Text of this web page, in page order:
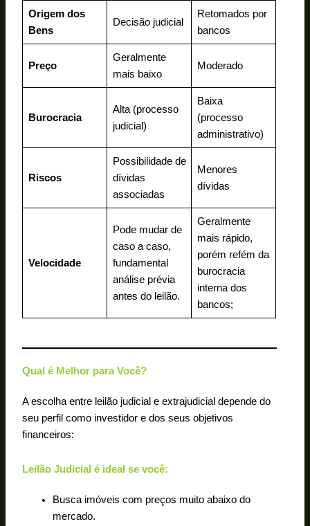
Origem dos
Bens
Decisão judicial
Retomados por
bancos
Preço
Geralmente
mais baixo
Moderado
Burocracia
Alta (processo
judicial)
Baixa
(processo
administrativo)
Riscos
Possibilidade de
dívidas
associadas
Menores
dívidas
Velocidade
Pode mudar de
caso a caso,
fundamental
análise prévia
antes do leilão.
Geralmente
mais rápido,
porém refém da
burocracia
interna dos
bancos;
Qual é Melhor para Você?
A escolha entre leilão judicial e extrajudicial depende do
seu perfil como investidor e dos seus objetivos
financeiros:
Leilão Judicial é ideal se você:
Busca imóveis com preços muito abaixo do
mercado.